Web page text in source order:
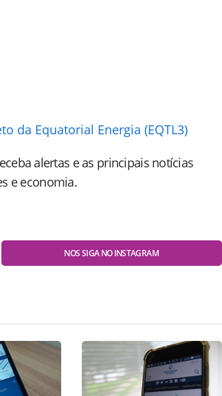
da Equatorial Energia (EQTL3)
alertas e as principais notícias
e economia.
NOS SIGA NO INSTAGRAM